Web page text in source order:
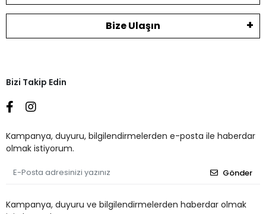
Bize Ulaşın
Bizi Takip Edin
Kampanya, duyuru, bilgilendirmelerden e-posta ile haberdar
olmak istiyorum.
Gönder
Kampanya, duyuru ve bilgilendirmelerden haberdar olmak